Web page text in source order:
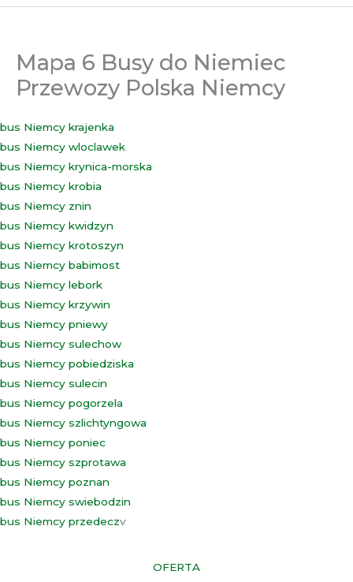
Mapa 6 Busy do Niemiec
Przewozy Polska Niemcy
bus Niemcy krajenka
bus Niemcy wloclawek
bus Niemcy krynica-morska
bus Niemcy krobia
bus Niemcy znin
bus Niemcy kwidzyn
bus Niemcy krotoszyn
bus Niemcy babimost
bus Niemcy lebork
bus Niemcy krzywin
bus Niemcy pniewy
bus Niemcy sulechow
bus Niemcy pobiedziska
bus Niemcy sulecin
bus Niemcy pogorzela
bus Niemcy szlichtyngowa
bus Niemcy poniec
bus Niemcy szprotawa
bus Niemcy poznan
bus Niemcy swiebodzin
bus Niemcy przedeczv
OFERTA